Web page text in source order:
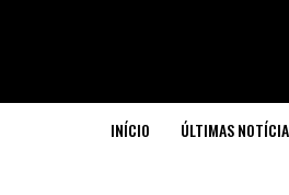
INÍCIO ÚLTIMAS